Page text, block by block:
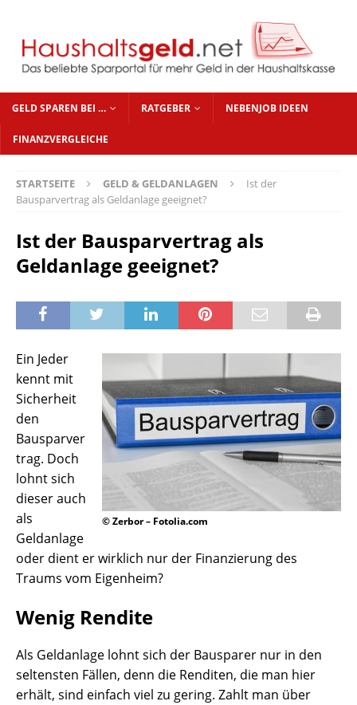
GELD SPAREN BEI … RATGEBER NEBENJOB IDEEN
FINANZVERGLEICHE
STARTSEITE GELD & GELDANLAGEN
Ist der
Bausparvertrag als Geldanlage geeignet?
Ist der Bausparvertrag als
Geldanlage geeignet?
© Zerbor – Fotolia.com
Ein Jeder
kennt mit
Sicherheit
den
Bausparver
trag. Doch
lohnt sich
dieser auch
als
Geldanlage
oder dient er wirklich nur der Finanzierung des
Traums vom Eigenheim?
Wenig Rendite
Als Geldanlage lohnt sich der Bausparer nur in den
seltensten Fällen, denn die Renditen, die man hier
erhält, sind einfach viel zu gering. Zahlt man über